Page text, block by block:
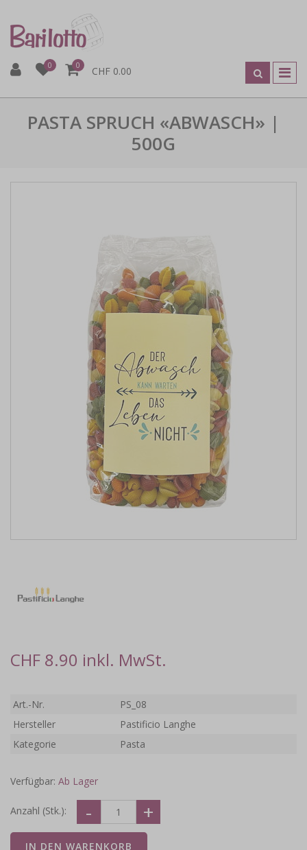
0 0 CHF 0.00
PASTA SPRUCH «ABWASCH» |
500G
CHF 8.90 inkl. MwSt.
Art.-Nr.
PS_08
Hersteller
Pastificio Langhe
Kategorie
Pasta
Verfügbar: Ab Lager
Anzahl (Stk.):